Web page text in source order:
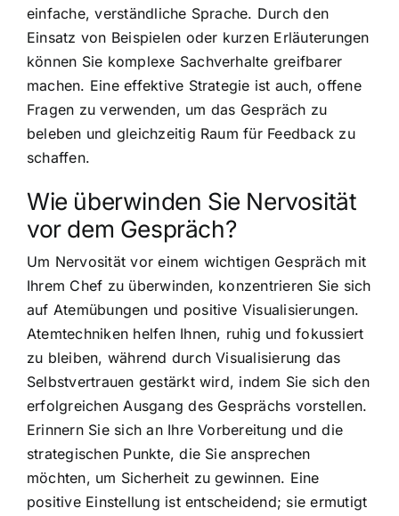
einfache, verständliche Sprache. Durch den
Einsatz von Beispielen oder kurzen Erläuterungen
können Sie komplexe Sachverhalte greifbarer
machen. Eine effektive Strategie ist auch, offene
Fragen zu verwenden, um das Gespräch zu
beleben und gleichzeitig Raum für Feedback zu
schaffen.
Wie überwinden Sie Nervosität
vor dem Gespräch?
Um Nervosität vor einem wichtigen Gespräch mit
Ihrem Chef zu überwinden, konzentrieren Sie sich
auf Atemübungen und positive Visualisierungen.
Atemtechniken helfen Ihnen, ruhig und fokussiert
zu bleiben, während durch Visualisierung das
Selbstvertrauen gestärkt wird, indem Sie sich den
erfolgreichen Ausgang des Gesprächs vorstellen.
Erinnern Sie sich an Ihre Vorbereitung und die
strategischen Punkte, die Sie ansprechen
möchten, um Sicherheit zu gewinnen. Eine
positive Einstellung ist entscheidend; sie ermutigt